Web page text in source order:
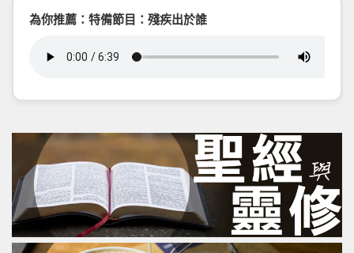
為你推薦：特備節目：殘疾出於誰